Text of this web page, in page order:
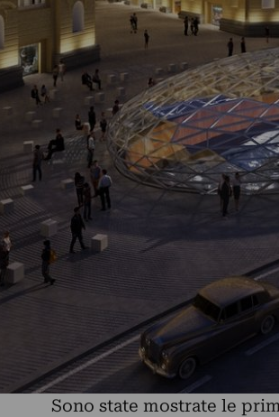
Sono state mostrate le
Facebook